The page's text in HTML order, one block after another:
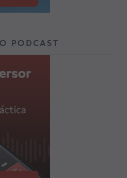
PODCAST